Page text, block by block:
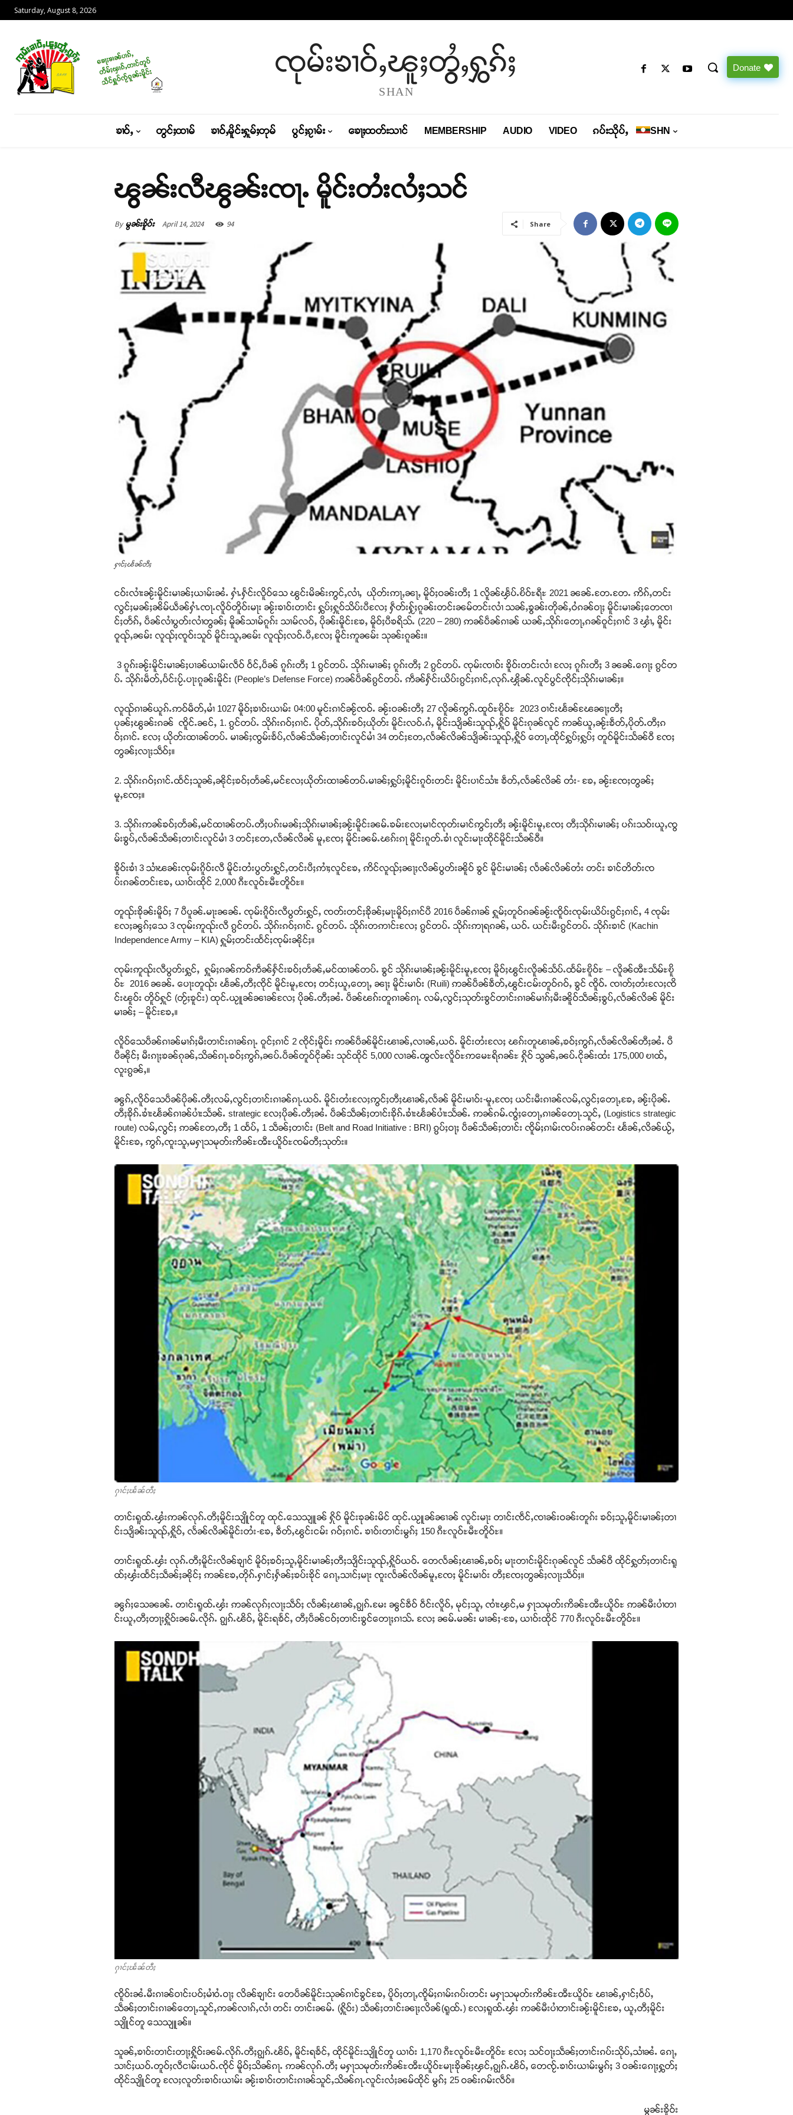
Saturday, August 8, 2026
ၸုမ်းၶၢဝ်ႇၽူႈတွႆႇႁွၵ်ႈ
SHAN
Donate
ၶၢဝ်ႇ တွင်ႈထၢမ် ၶၢဝ်ႇမိူင်းႁူမ်ႈတုမ် ပွင်ႈၵႂၢမ်း ၶေႃႈထတ်းသၢင် MEMBERSHIP AUDIO VIDEO ၵပ်းသိုပ်ႇ SHN
ၽွၼ်းလီၽွၼ်းၸႃႉ မိူင်းတႆးလႆႈသင်
By မွၼ်းၶိူဝ်း April 14, 2024 94 Share
ႁၢင်ႈၽႅၼ်တီႈ
ငဝ်းလၢႆးၼႂ်းမိူင်းမၢၼ်ႈယၢမ်းၼႆႉ ႁၢႆႉႁႅင်းလိူဝ်သေ ၽွင်းမိၼ်းဢွင်ႇလၢႆႇ ယိုတ်းဢႃႇၼႃႇ မိူဝ်ႈဝၼ်းတီႈ 1 လိူၼ်ၾႅပ်ႉၿိဝ်ႊရီႊ 2021 ၼၼ်ႉတႄႉတႄႉ ဢိၵ်ႇတင်း
လွင်ႈမၼ်ႈၼိမ်ယဵၼ်ႁၢႆႉၸႃႉလိူဝ်တိူဝ်းမႃး ၼႂ်းၶၢဝ်းတၢင်း ႁွပ်ႈႁူဝ်သိပ်းပီလႄႈ ႁဵတ်းႁႂ်ႈၵူၼ်းတင်းၼမ်တင်းလၢႆ သၼ်ႇၶွၼ်းတိုၼ်ႇဝႆၵၼ်ဝႃႈ မိူင်းမၢၼ်ႈတေၸၢ
င်ႈတႅၵ်ႇ ပဵၼ်လၢႆပွတ်းလၢႆတွၼ်ႈ မိူၼ်သၢမ်ၵူၵ်း သၢမ်လဝ်ႇ ပိုၼ်းမိူင်းၶႄႇ မိူဝ်ႈပီၶရိသ်ႉ (220 – 280) ဢၼ်ပဵၼ်ၵၢၼ် ယၼ်ႇသိုၵ်းတေႃႇၵၼ်ဝူင်ႈၵၢင် 3 ၾၢႆႇ မိူင်း
ဝူၺ်ႇၼမ်း လူၺ်ႈၸူဝ်းသူဝ် မိူင်းသူႇၼမ်း လူၺ်ႈလဝ်ႉပီႇလႄႈ မိူင်းဢူၼမ်း သုၼ်းၵူၼ်း။
3 ၵူၵ်းၼႂ်းမိူင်းမၢၼ်ႈပၢၼ်ယၢမ်းလဵဝ် ဝႅင်ႇပဵၼ် ၵူၵ်းတီႈ 1 ၵွင်တပ်ႉ သိုၵ်းမၢၼ်ႈ ၵူၵ်းတီႈ 2 ၵွင်တပ်ႉ ၸုမ်းၸၢဝ်း ၶိူဝ်းတင်းလၢႆ လႄႈ ၵူၵ်းတီႈ 3 ၼၼ်ႉၵေႃႈ ၵွင်တ
ပ်ႉ သိုၵ်းမဵတ်ႇပႅင်းပႂ်ႉပႃးၵူၼ်းမိူင်း (People’s Defense Force) ဢၼ်ပဵၼ်ၵွင်တပ်ႉ ဢဵၼ်ႁႅင်းယိပ်းၵွင်ႈၵၢင်ႇလုၵ်ႉၾိုၼ်ႉလူင်ပွင်ၸိုင်ႈသိုၵ်းမၢၼ်ႈ။
လူၺ်ၵၢၼ်ယူၵ်ႉဢဝ်မဵတ်ႇမၢႆ 1027 မိူဝ်ႈၶၢဝ်းယၢမ်း 04:00 မူင်းၵၢင်ၼႂ်ၸဝ်ႉ ၼႂ်းဝၼ်းတီႈ 27 လိူၼ်ဢွၵ်ႉထူဝ်ႊၿိူဝ်ႊ 2023 ဝၢင်းၽႅၼ်ၽႄၼႃႈတီႈ
ပုၼ်ႈၽွၼ်းၵၼ် ၸိူင်ႉၼင်ႇ 1. ၵွင်တပ်ႉ သိုၵ်းၵဝ်ႈၵၢင်ႉ ပိုတ်ႇသိုၵ်းၶဝ်ႈယိုတ်း မိူင်းလဝ်ႉၵႆႇ မိူင်းသျိၼ်းသူၺ်ႇႁိူဝ် မိူင်းၵုၼ်လူင် ဢၼ်ယူႇၼႂ်းၶဵတ်ႇပိုတ်ႉတီႈၵ
ဝ်ႈၵၢင်ႉ လႄႈ ယိုတ်းထၢၼ်တပ်ႉ မၢၼ်ႈၸွမ်းၶႅပ်ႇလႅၼ်သဵၼ်ႈတၢင်းလူင်မၢႆ 34 တင်ႈတႄႇလႅၼ်လိၼ်သျိၼ်းသူၺ်ႇႁိူဝ် တေႃႇထိုင်ႁွပ်ႈႁွပ်ႈ တူဝ်မိူင်းသႅၼ်ဝီ ၸႄႈ
တွၼ်ႈလႃႈသဵဝ်ႈ။
2. သိုၵ်းၵဝ်ႈၵၢင်ႉထႅင်ႈသူၼ်ႇၼိုင်ႈၶဝ်ႈတႅၼ်ႇမင်လႄႈယိုတ်းထၢၼ်တပ်ႉမၢၼ်ႈႁွပ်ႈမိူင်းၵူဝ်းတင်း မိူင်းပၢင်သၢႆး ၶဵတ်ႇလႅၼ်လိၼ် တႆး- ၶႄႇ ၼႂ်းၸႄႈတွၼ်ႈ
မူႇၸႄႈ။
3. သိုၵ်းဢၼ်ၶဝ်ႈတႅၼ်ႇမင်ထၢၼ်တပ်ႉတီႈပၵ်းမၼ်ႈသိုၵ်းမၢၼ်ႈၼႂ်းမိူင်းၼမ်ႉၶမ်းလႄႈမၢင်ၸုတ်းမၢင်ဢွင်ႈတီႈ ၼႂ်းမိူင်းမူႇၸႄႈ တီႈသိုၵ်းမၢၼ်ႈ ပၵ်းသဝ်းယူႇၸွ
မ်းၶွပ်ႇလႅၼ်သဵၼ်ႈတၢင်းလူင်မၢႆ 3 တင်ႈတႄႇလႅၼ်လိၼ် မူႇၸႄႈ မိူင်းၼမ်ႉၽၵ်းၵႃ မိူင်းၵူတ်ႉၶၢႆ လူင်းမႃးထိုင်မိူင်းသႅၼ်ဝီ။
ၶိူဝ်းၶၢႆ 3 သၢႆၽၼ်းၸုမ်းၵိူဝ်းလီ မိူင်းတႆးပွတ်းႁွင်ႇတင်းပီႈဢၢႆႈလူင်ၶႄႇ ဢိင်လူၺ်ႈၼႃႈလိၼ်ပွတ်းၼိူဝ် ၶွင် မိူင်းမၢၼ်ႈ လႅၼ်လိၼ်တႆး တင်း ၶၢင်တိတ်းၸ
ပ်းၵၼ်တင်းၶႄႇ ယၢဝ်းထိုင် 2,000 ၵီႊလူဝ်ႊမီႊတိူဝ်ႊ။
တူၺ်းၶိုၼ်းမိူဝ်ႈ 7 ပီပူၼ်ႉမႃးၼၼ်ႉ ၸုမ်းၵိူဝ်းလီပွတ်းႁွင်ႇ ၸတ်းတင်ႈၶိုၼ်ႈမႃးမိူဝ်ႈၵၢင်ပီ 2016 ပဵၼ်ၵၢၼ် ႁူမ်ႈတူဝ်ၵၼ်ၼႂ်းၸိူဝ်းၸုမ်းယိပ်းၵွင်ႈၵၢင်ႇ 4 ၸုမ်း
လႄႈၼွၵ်ႈသေ 3 ၸုမ်းဢူၺ်းလီ ၵွင်တပ်ႉ သိုၵ်းၵဝ်ႈၵၢင်ႉ ၵွင်တပ်ႉ သိုၵ်းတဢၢင်းလႄႈ ၵွင်တပ်ႉ သိုၵ်းဢႃရၵၼ်ႇ ယဝ်ႉ ယင်းမီးၵွင်တပ်ႉ သိုၵ်းၶၢင် (Kachin
Independence Army – KIA) ႁူမ်ႈတင်းထႅင်ႈၸုမ်းၼိုင်ႈ။
ၸုမ်းဢူၺ်းလီပွတ်းႁွင်ႇ ႁူမ်ႈၵၼ်ဢဝ်ဢဵၼ်ႁႅင်းၶဝ်ႈတႅၼ်ႇမင်ထၢၼ်တပ်ႉ ၶွင် သိုၵ်းမၢၼ်ႈၼႂ်းမိူင်းမူႇၸႄႈ မိူဝ်ႈၽွင်းလိူၼ်သႅပ်ႉထႅမ်ႊၿိူဝ်ႊ – လိူၼ်ၻီႊသႅမ်ႊၿိူ
ဝ်ႊ 2016 ၼၼ်ႉ ပေႃးတူၺ်း ၽႅၼ်ႇတီႈၸိုင် မိူင်းမူႇၸႄႈ တင်ႈယူႇတေႃႇ ၼႃႈ မိူင်းမၢဝ်း (Ruili) ဢၼ်ပဵၼ်ၶဵတ်ႇၽွင်းငမ်းတူဝ်ၵဝ်ႇ ၶွင် ၸိူဝ်ႉ ၸၢတ်ႈတႆးလႄႈၸိ
င်းၽူဝ်း တိူဝ်ႁူင် (တႂ်ႈၶူင်း) ထုင်ႉယႂူၼ်ၼၢၼ်လႄႈ ပိုၼ်ႉတီႈၼႆႉ ပဵၼ်ၽၵ်းတူၵၢၼ်ၵႃႉ လမ်ႇလွင်ႈသုတ်းၶွင်တၢင်းၵၢၼ်မၢၵ်ႈမီးၼိူဝ်သဵၼ်ႈၶွပ်ႇလႅၼ်လိၼ် မိူင်း
မၢၼ်ႈ – မိူင်းၶႄႇ။
လိူဝ်သေပဵၼ်ၵၢၼ်မၢၵ်ႈမီးတၢင်းၵၢၼ်ၵႃႉ ဝူင်ႈၵၢင် 2 ၸိုင်ႈမိူင်း ဢၼ်ပဵၼ်မိူင်းၽၢၼ်ႇလၢၼ်ႇယဝ်ႉ မိူင်းတႆးလႄႈ ၽၵ်းတူၽၢၼ်ႇၶဝ်ႈဢွၵ်ႇလႅၼ်လိၼ်တီႈၼႆႉ ပီ
ပီၼိုင်ႈ မီးၵႃႈၶၼ်ၵုၼ်ႇသိၼ်ၵႃႉၶဝ်ႈဢွၵ်ႇၼပ်ႉပဵၼ်တူဝ်ငိုၼ်း သုင်ထိုင် 5,000 လၢၼ်ႉၻွလ်ႊလိူဝ်ႊဢမေႊရိၵၼ်ႊ ႁိုဝ် သွၼ်ႇၼပ်ႉငိုၼ်းထႆး 175,000 ၿၢထ်ႇ
လူးၵွၼ်ႇ။
ၼွၵ်ႇလိူဝ်သေပဵၼ်ပိုၼ်ႉတီႈလမ်ႇလွင်ႈတၢင်းၵၢၼ်ၵႃႉယဝ်ႉ မိူင်းတႆးလႄႈဢွင်ႈတီႈၽၢၼ်ႇလႅၼ် မိူင်းမၢဝ်း-မူႇၸႄႈ ယင်းမီးၵၢၼ်လမ်ႇလွင်ႈတေႃႇၶႄႇ ၼႂ်းပိုၼ်ႉ
တီႈၶိုၵ်ႉၶၢႆးၽႅၼ်ၵၢၼ်ပၢႆးသႅၼ်ႉ strategic လႄႈပိုၼ်ႉတီႈၼႆႉ ပဵၼ်သဵၼ်ႈတၢင်းၶိုၵ်ႉၶၢႆးၽႅၼ်ပၢႆးသႅၼ်ႉ ဢၼ်ၵမ်ႉၸွႆႈတေႃႇၵၢၼ်တေႃႉသူင်ႇ (Logistics strategic
route) လမ်ႇလွင်ႈ ဢၼ်တႄႇတီႈ 1 ထႅပ်ႇ 1 သဵၼ်ႈတၢင်း (Belt and Road Initiative : BRI) ၵွပ်ႈဝႃႈ ပဵၼ်သဵၼ်ႈတၢင်း ၸိူမ်ႈၵၢမ်းၸပ်းၵၼ်တင်း ၽႅၼ်ႇလိၼ်ယႂ်ႇ
မိူင်းၶႄႇ ဢွၵ်ႇၸူးသူႇမႁႃသမုတ်းဢိၼ်ႊၻီႊယိူဝ်ႊၸမ်တီႈသုတ်း။
ႁၢင်ႈၽႅၼ်တီႈ
တၢင်းရူထ်ႉၾႆးဢၼ်လုၵ်ႉတီႈမိူင်းသျိူင်တူ ထုင်ႉသေသျူၼ် ႁိုဝ် မိူင်းၶုၼ်းမိင် ထုင်ႉယႂူၼ်ၼၢၼ် လူင်းမႃး တၢင်းၸဵင်ႇၸၢၼ်းဝၼ်းတူၵ်း ၶဝ်ႈသူႇမိူင်းမၢၼ်ႈတၢ
င်းသျိၼ်းသူၺ်ႇႁိူဝ်ႇ လႅၼ်လိၼ်မိူင်းတႆး-ၶႄႇ ၶဵတ်ႇၽွင်းငမ်း ၵဝ်ႈၵၢင်ႉ ၶၢဝ်းတၢင်းမွၵ်ႈ 150 ၵီႊလူဝ်ႊမီႊတိူဝ်ႊ။
တၢင်းရူထ်ႉၾႆး လုၵ်ႉတီႈမိူင်းလိၼ်ၶျၢင် မိူဝ်ႈၶဝ်ႈသူႇမိူင်းမၢၼ်ႈတီႈသျိင်းသူၺ်ႇႁိူဝ်ယဝ်ႉ တေလႅၼ်ႈၽၢၼ်ႇၶဝ်ႈ မႃးတၢင်းမိူင်းၵုၼ်လူင် သႅၼ်ဝီ ထိုင်ႁွတ်ႈတၢင်းရူ
ထ်ႈၾႆးထႅင်ႈသဵၼ်ႈၼိုင်ႈ ဢၼ်ၶႄႇတိုၵ်ႉႁၢင်ႈႁႅၼ်ႈၶပ်းၶိုင် ၵေႃႇသၢင်ႈမႃး ၸူးလႅၼ်လိၼ်မူႇၸႄႈ မိူင်းမၢဝ်း တီႈၸႄႈတွၼ်ႈလႃႈသဵဝ်ႈ။
ၼွၵ်ႈသေၼၼ်ႉ တၢင်းရူထ်ႉၾႆး ဢၼ်လုၵ်ႈလႃႈသဵဝ်ႈ လႅၼ်ႈၽၢၼ်ႇၵျွၵ်ႉမႄး ၼွင်ၶဵဝ် ဝဵင်းလိူဝ်ႇ မုင်ႈသူႇ ၸၢႆးၾင်ႇမ ႁႃသမုတ်းဢိၼ်ႊၻီႊယိူဝ်ႊ ဢၼ်မီးပၢႆတၢ
င်းယူႇတီႈတႃႈႁိူဝ်းၼမ်ႉလိုၵ်ႉ ၵျွၵ်ႉၽိဝ်ႇ မိူင်းရၶႅင်ႇ တီႈပဵၼ်ငဝ်ႈတၢင်းၶွင်တေႃႈၵၢသ်ႉ လႄႈ ၼမ်ႉမၼ်း မၢၼ်ႈ-ၶႄႇ ယၢဝ်းထိုင် 770 ၵီးလူဝ်ႊမီႊတိူဝ်ႊ။
ႁၢင်ႈၽႅၼ်တီႈ
ၸိူဝ်းၼႆႉမီးၵၢၼ်ဝၢင်းပဝ်ႈမၢႆဝႆႉဝႃႈ လိၼ်ၶျၢင်း တေပဵၼ်မိူင်းသုၼ်ၵၢင်ၶွင်ၶႄႇ ပိူဝ်ႈတႃႇၸိူမ်ႈၵၢမ်းၵပ်းတင်း မႁႃသမုတ်းဢိၼ်ႊၻီႊယိူဝ်ႊ ၽၢၼ်ႇႁၢင်ႈဝႅပ်ႇ
သဵၼ်ႈတၢင်းၵၢၼ်တေႃႇသူင်ႇဢၼ်လၢၵ်ႇလၢႆ တင်း တၢင်းၼမ်ႉ (ႁိူဝ်း) သဵၼ်ႈတၢင်းၼႃႈလိၼ်(ရူထ်ႉ) လႄႈရူထ်ႉၾႆး ဢၼ်မီးပၢႆတၢင်းၼႂ်းမိူင်းၶႄႇ ယူႇတီႈမိူင်း
သျိူင်တူ သေသျူၼ်။
သူၼ်ႇၶၢဝ်းတၢင်းတႃႈႁိူဝ်းၼမ်ႉလိုၵ်ႉတီႈၵျွၵ်ႉၽိဝ်ႇ မိူင်းရၶႅင်ႇ ထိုင်မိူင်းသျိူင်တူ ယၢဝ်း 1,170 ၵီႊလူဝ်ႊမီႊတိူဝ်ႊ လႄႈ သင်ဝႃႈသဵၼ်ႈတၢင်းၵပ်းသိုပ်ႇသၢႆၼႆႉ ၵေႃႇ
သၢင်ႈယဝ်ႉတူဝ်ႈလီငၢမ်းယဝ်ႉၸိုင် မိူဝ်ႈသိၼ်ၵႃႉ ဢၼ်လုၵ်ႉတီႈ မႁႃသမုတ်းဢိၼ်ႊၻီႊယိူဝ်ႊမႃးၶိုၼ်ႈၾင်ႇၵျွၵ်ႉၽိဝ်ႇ တေၸႂ်ႉၶၢဝ်းယၢမ်းမွၵ်ႈ 3 ဝၼ်းၵေႃႈႁွတ်ႈ
ထိုင်သျိူင်တူ လႄႈလူတ်းၶၢဝ်းယၢမ်း ၼႂ်းၶၢဝ်းတၢင်းၵၢၼ်သူင်ႇသိၼ်ၵႃႉလူင်းလႆႈၼမ်ထိုင် မွၵ်ႈ 25 ဝၼ်းၵမ်းလဵဝ်။
မွၼ်းၶိူဝ်း